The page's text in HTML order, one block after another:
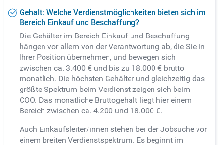
Gehalt: Welche Verdienstmöglichkeiten bieten sich im
Bereich Einkauf und Beschaffung?
Die Gehälter im Bereich Einkauf und Beschaffung
hängen vor allem von der Verantwortung ab, die Sie in
Ihrer Position übernehmen, und bewegen sich
zwischen ca. 3.400 € und bis zu 18.000 € brutto
monatlich. Die höchsten Gehälter und gleichzeitig das
größte Spektrum beim Verdienst zeigen sich beim
COO. Das monatliche Bruttogehalt liegt hier einem
Bereich zwischen ca. 4.200 und 18.000 €.
Auch Einkaufsleiter/innen stehen bei der Jobsuche vor
einem breiten Verdienstspektrum. Es beginnt im